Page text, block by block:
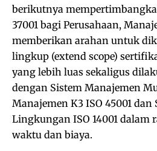
berikutnya
37001 bagi Perusahaan,
memberikan arahan untuk
lingkup (extend scope)
yang lebih luas sekaligus
dengan Sistem Manajemen
Manajemen K3 ISO 45001
Lingkungan ISO 14001 dalam
waktu dan biaya.